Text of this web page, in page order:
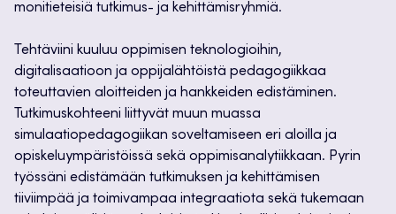
monitieteisiä tutkimus- ja kehittämisryhmiä.
Tehtäviini kuuluu oppimisen teknologioihin,
digitalisaatioon ja oppijalähtöistä pedagogiikkaa
toteuttavien aloitteiden ja hankkeiden edistäminen.
Tutkimuskohteeni liittyvät muun muassa
simulaatiopedagogiikan soveltamiseen eri aloilla ja
opiskeluympäristöissä sekä oppimisanalytiikkaan. Pyrin
työssäni edistämään tutkimuksen ja kehittämisen
tiiviimpää ja toimivampaa integraatiota sekä tukemaan